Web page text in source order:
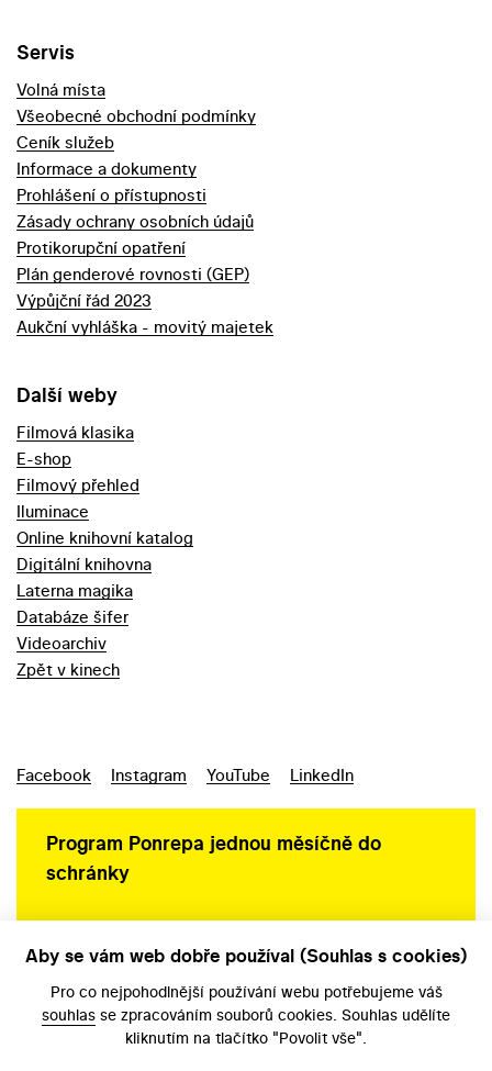
Servis
Volná místa
Všeobecné obchodní podmínky
Ceník služeb
Informace a dokumenty
Prohlášení o přístupnosti
Zásady ochrany osobních údajů
Protikorupční opatření
Plán genderové rovnosti (GEP)
Výpůjční řád 2023
Aukční vyhláška - movitý majetek
Další weby
Filmová klasika
E-shop
Filmový přehled
Iluminace
Online knihovní katalog
Digitální knihovna
Laterna magika
Databáze šifer
Videoarchiv
Zpět v kinech
Facebook Instagram YouTube LinkedIn
Program Ponrepa jednou měsíčně do
schránky
Aby se vám web dobře používal (Souhlas s cookies)
Pro co nejpohodlnější používání webu potřebujeme váš
souhlas se zpracováním souborů cookies. Souhlas udělíte
kliknutím na tlačítko "Povolit vše".